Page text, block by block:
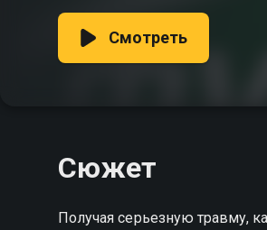
Смотреть
Сюжет
Получая серьезную травму,